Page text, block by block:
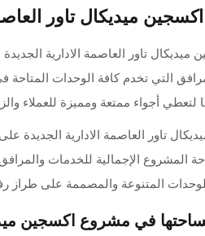
ميديكال تاور
تاور العاصمة الادارية
التي تخدم كافة الوحدات
لتعطي أجواء ممتعة ومميزة للعملاء
تاور العاصمة الادارية الجديدة
المشروع الإجمالية للخدمات
المتنوعة والمصممة على طراز
في مشروع اكسجين